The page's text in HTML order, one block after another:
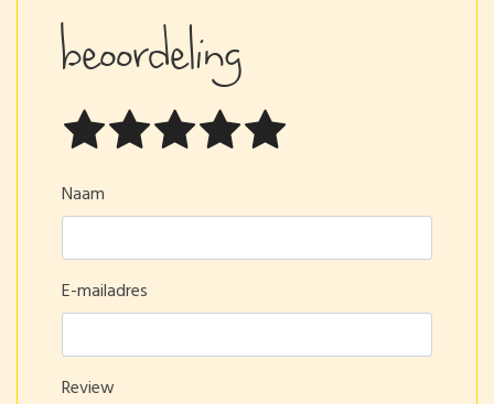
beoordeling
Naam
E-mailadres
Review